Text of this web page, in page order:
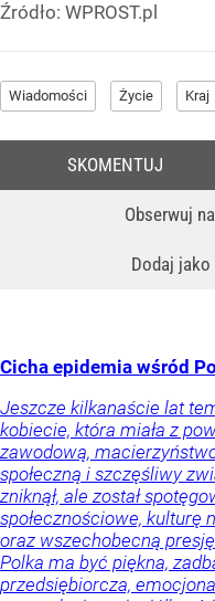
Źródło: WPROST.pl
Wiadomości Życie Kraj
Obserwuj
Dodaj jako
SKOMENTUJ
Cicha epidemia wśród
Jeszcze kilkanaście lat
kobiecie, która miała z
zawodową,
społeczną i szczęśliwy
zniknął, ale został
społecznościowe, kulturę
oraz wszechobecną
Polka ma być piękna,
przedsiębiorcza,